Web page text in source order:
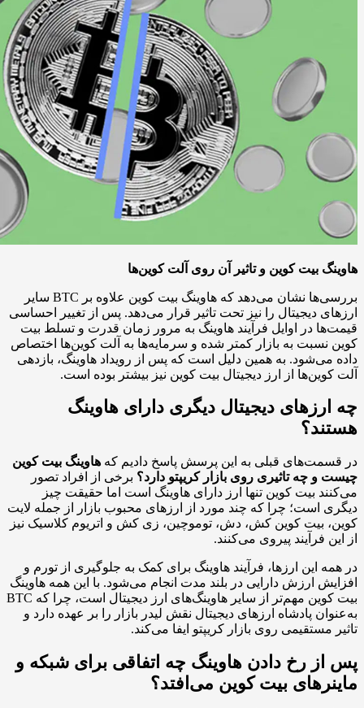
هاوینگ بیت کوین و تاثیر آن روی آلت کوین‌ها
بررسی‌ها نشان می‌دهد که هاوینگ بیت کوین علاوه بر BTC سایر
ارزهای دیجیتال را نیز تحت تاثیر قرار می‌دهد. پس از تغییر احساسی
قیمت‌ها در اوایل فرآیند هاوینگ به مرور زمان قدرت و تسلط بیت
کوین نسبت به بازار کمتر شده و سرمایه‌ها به آلت کوین‌ها اختصاص
داده می‌شود. به همین دلیل است که پس از رویداد هاوینگ، بازدهی
آلت کوین‌ها از ارز دیجیتال بیت کوین نیز بیشتر بوده است.
چه ارزهای دیجیتال دیگری دارای هاوینگ
هستند؟
در قسمت‌های قبلی به این پرسش پاسخ دادیم که هاوینگ بیت کوین
چیست و چه تاثیری روی بازار کریپتو دارد؟ برخی از افراد تصور
می‌کنند بیت کوین تنها ارز دارای هاوینگ است اما حقیقت چیز
دیگری است؛ چرا که چند مورد از ارزهای محبوب بازار از جمله لایت
کوین، بیت کوین کش، دش، توموچین، زی کش و اتریوم کلاسیک نیز
از این فرآیند پیروی می‌کنند.
در همه این ارزها، فرآیند هاوینگ برای کمک به جلوگیری از تورم و
افزایش ارزش دارایی در بلند مدت انجام می‌شود. با این همه هاوینگ
بیت کوین مهم‌تر از سایر هاوینگ‌های ارز دیجیتال است، چرا که BTC
به‌عنوان پادشاه ارزهای دیجیتال نقش لیدر بازار را بر عهده دارد و
تاثیر مستقیمی روی بازار کریپتو ایفا می‌کند.
پس از رخ دادن هاوینگ چه اتفاقی برای شبکه و
ماینرهای بیت کوین می‌افتد؟